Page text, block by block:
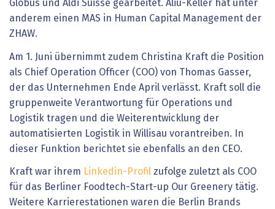
Globus und Aldi Suisse gearbeitet. Aliu-Keller hat unter
anderem einen MAS in Human Capital Management der
ZHAW.
Am 1. Juni übernimmt zudem Christina Kraft die Position
als Chief Operation Officer (COO) von Thomas Gasser,
der das Unternehmen Ende April verlässt. Kraft soll die
gruppenweite Verantwortung für Operations und
Logistik tragen und die Weiterentwicklung der
automatisierten Logistik in Willisau vorantreiben. In
dieser Funktion berichtet sie ebenfalls an den CEO.
Kraft war ihrem Linkedin-Profil zufolge zuletzt als COO
für das Berliner Foodtech-Start-up Our Greenery tätig.
Weitere Karrierestationen waren die Berlin Brands